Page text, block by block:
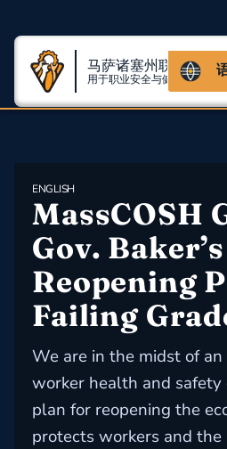
马萨诸塞州联盟
用于职业安全与健康
ENGLISH
MassCOSH
Gov. Baker’s
Reopening
Failing
We are in the midst of
worker health and safety
plan for reopening the
protects workers and the